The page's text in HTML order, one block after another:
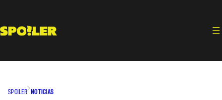
contenido
SPOILER NOTICIAS